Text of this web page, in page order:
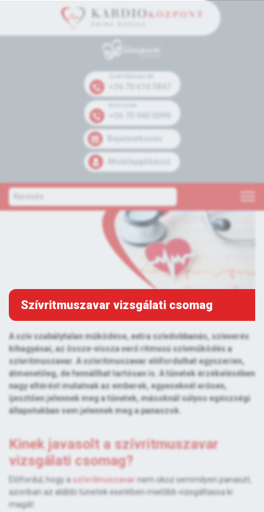
Bejelentkezés
Mobilapplikáció
Szívritmuszavar vizsgálati csomag
A szív szabálytalan működése, extra szívdobbanás, szívverés
kihagyásai, az össze-vissza verő ritmusú szívműködés a
szívritmuszavar. A szívritmuszavar előfordulhat egyszerien,
átmenetileg, de fennállhat tartósan is. A tünetek érzékelésében
nagy eltérést mutatnak az emberek, egyeseknél erősen,
ijesztően jelennek meg a tünetek, másoknál súlyos egészségi
állapotukban sem jelennek meg a panaszok.
Kinek javasolt a szívritmuszavar
vizsgálati csomag?
Előfordul, hogy a szívritmuszavar nem okoz semmilyen panaszt,
azonban az alábbi tünetek esetében mielőbb vizsgáltassa ki
magát: